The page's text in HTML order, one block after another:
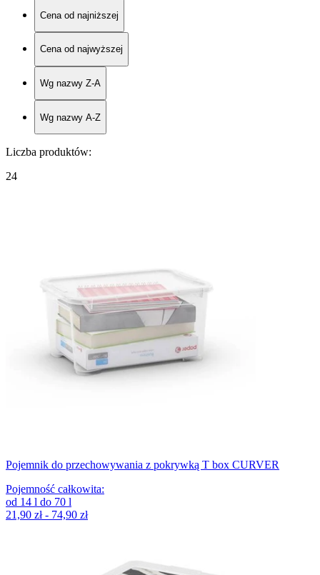
Cena od najniższej
Cena od najwyższej
Wg nazwy Z-A
Wg nazwy A-Z
Liczba produktów:
24
Pojemnik do przechowywania z pokrywką T box CURVER
Pojemność całkowita:
od 14 l do 70 l
21,90 zł - 74,90 zł